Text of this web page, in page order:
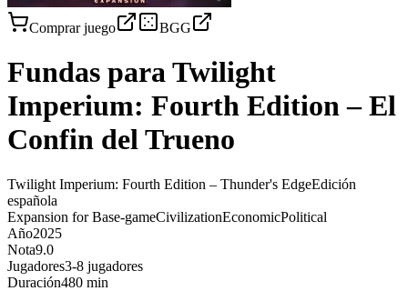
Comprar juego BGG
Fundas paraTwilight
Imperium: Fourth Edition – El
Confin del Trueno
Twilight Imperium: Fourth Edition – Thunder's EdgeEdición
española
Expansion for Base-gameCivilizationEconomicPolitical
Año2025
Nota9.0
Jugadores3-8 jugadores
Duración480 min